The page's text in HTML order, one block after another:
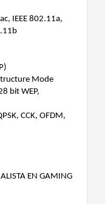
IEEE 802.11a,
Mode
bit WEP,
CCK, OFDM,
EN GAMING